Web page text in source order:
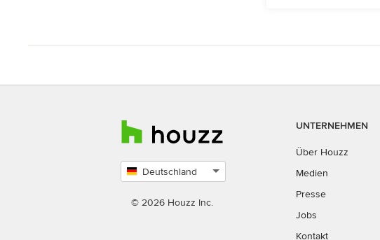
Deutschland
auswählen
© 2026 Houzz Inc.
UNTERNEHMEN
Über Houzz
Medien
Presse
Jobs
Kontakt